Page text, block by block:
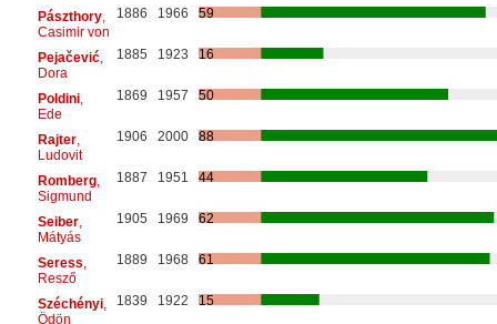
Pászthory,
Casimir von
1886 1966 59
Pejačević,
Dora
1885 1923 16
Poldini,
Ede
1869 1957 50
Rajter,
Ludovit
1906 2000 88
Romberg,
Sigmund
1887 1951 44
Seiber,
Mátyás
1905 1969 62
Seress
Resző
1889 1968 61
Széchényi,
Ödön
1839 1922 15